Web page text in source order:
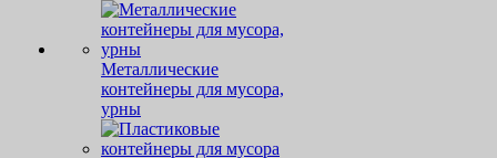
Металлические
контейнеры для мусора,
урны